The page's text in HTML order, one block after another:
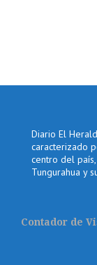
Diario El
caracterizado
centro del
Tungurahua y
Contador de